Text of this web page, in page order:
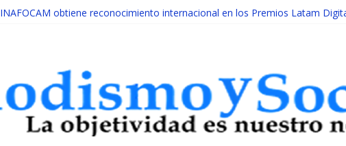
INAFOCAM obtiene reconocimiento internacional en los Premios Latam
MESCyT presenta calendario de Consulta Nacional por la Educación